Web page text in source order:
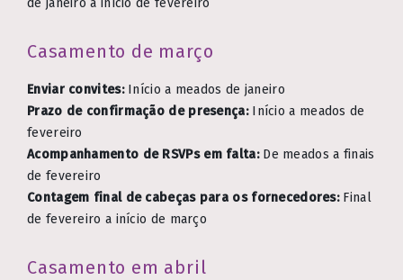
de janeiro a início de fevereiro
Casamento de março
Enviar convites:Início a meados de janeiro
Prazo de confirmação de presença:Início a meados de
fevereiro
Acompanhamento de RSVPs em falta:De meados a finais
de fevereiro
Contagem final de cabeças para os fornecedores:Final
de fevereiro a início de março
Casamento em abril